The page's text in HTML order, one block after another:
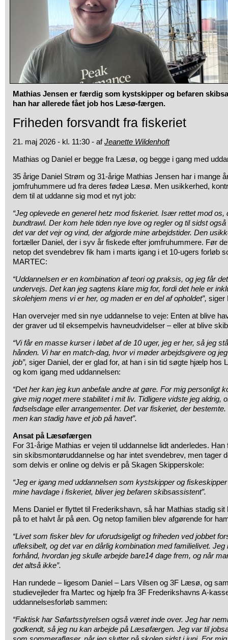
Mathias Jensen er færdig som kystskipper og befaren
han har allerede fået job hos Læsø-færgen.
Friheden forsvandt fra fiskeriet
21. maj 2026 - kl. 11:30 - afJeanette Wildenhoft
Mathias og Daniel er begge fra Læsø, og begge i gang med
35 årige Daniel Strøm og 31-årige Mathias Jensen har i mange
jomfruhummere ud fra deres fødeø Læsø. Men usikkerhed,
dem til at uddanne sig mod et nyt job:
“Jeg oplevede en generel hetz mod fiskeriet. Især rettet mod os,
bundtrawl. Der kom hele tiden nye love og regler og til sidst
det var det vejr og vind, der afgjorde mine arbejdstider. Den
fortæller Daniel, der i syv år fiskede efter jomfruhummere. Før
netop det svendebrev fik ham i marts igang i et 10-ugers forløb
MARTEC:
“Uddannelsen er en kombination af teori og praksis, og jeg får
undervejs. Det kan jeg sagtens klare mig for, fordi det hele er
skolehjem mens vi er her, og maden er en del af opholdet”, siger
Han overvejer med sin nye uddannelse to veje: Enten at blive
der graver ud til eksempelvis havneudvidelser – eller at blive
“Vi får en masse kurser i løbet af de 10 uger, jeg er her, så jeg
hånden. Vi har en match-dag, hvor vi møder arbejdsgivere og
job”, siger Daniel, der er glad for, at han i sin tid søgte hjælp hos
og kom igang med uddannelsen:
“Det her kan jeg kun anbefale andre at gøre. For mig personligt
give mig noget mere stabilitet i mit liv. Tidligere vidste jeg aldrig,
fødselsdage eller arrangementer. Det var fiskeriet, der
men kan stadig have et job på havet”.
Ansat på Læsøfærgen
For 31-årige Mathias er vejen til uddannelse lidt anderledes.
sin skibsmontøruddannelse og har intet svendebrev, men tager
som delvis er online og delvis er på Skagen Skipperskole:
“Jeg er igang med uddannelsen som kystskipper og
mine havdage i fiskeriet, bliver jeg befaren skibsassistent”.
Mens Daniel er flyttet til Frederikshavn, så har Mathias stadig sit
på to et halvt år på øen. Og netop familien blev afgørende for
“Livet som fisker blev for uforudsigeligt og friheden ved jobbet
ufleksibelt, og det var en dårlig kombination med familielivet. Jeg
forhånd, hvordan jeg skulle arbejde bare14 dage frem, og når
det altså ikke”.
Han rundede – ligesom Daniel – Lars Vilsen og 3F Læsø, og
studievejleder fra Martec og hjælp fra 3F Frederikshavns A-
uddannelsesforløb sammen:
“Faktisk har Søfartsstyrelsen også været inde over. Jeg har
godkendt, så jeg nu kan arbejde på Læsøfærgen. Jeg var til